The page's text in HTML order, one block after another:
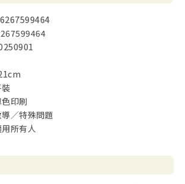
與事件。正因如此，房間裡的大象成了指涉
沉默的「公開祕密」。
們，「大象」之所以龐大，正是由於我
，打開了傷害的大門，成了加害者、違法犯
打破沉默者往往會遭受到排擠、誹謗、質疑
切殘酷和墮落，持續在黑暗中滋長著；要驅
起來行動、發聲。
由於人們集體否認其無所不在的存在，
會開始縮小。唯有當人們不再串通著忽略
將這頭傳說中的大象，趕出房間。
印刷
／特殊問題
所有人